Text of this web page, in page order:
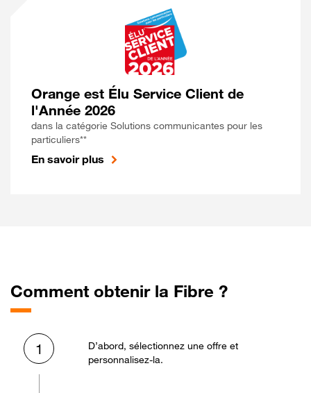
Orange est Élu Service Client de
l'Année 2026
dans la catégorie Solutions communicantes pour les
particuliers**
En savoir plus
Comment obtenir la Fibre ?
1
D’abord, sélectionnez une offre et
personnalisez-la.